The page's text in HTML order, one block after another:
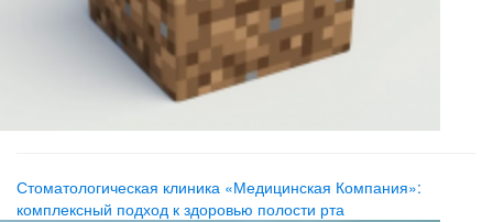
Стоматологическая клиника «Медицинская Компания»:
комплексный подход к здоровью полости рта